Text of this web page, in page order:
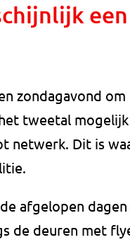
zondagavond
tweetal
netwerk. Dit is
afgelopen
de deuren met